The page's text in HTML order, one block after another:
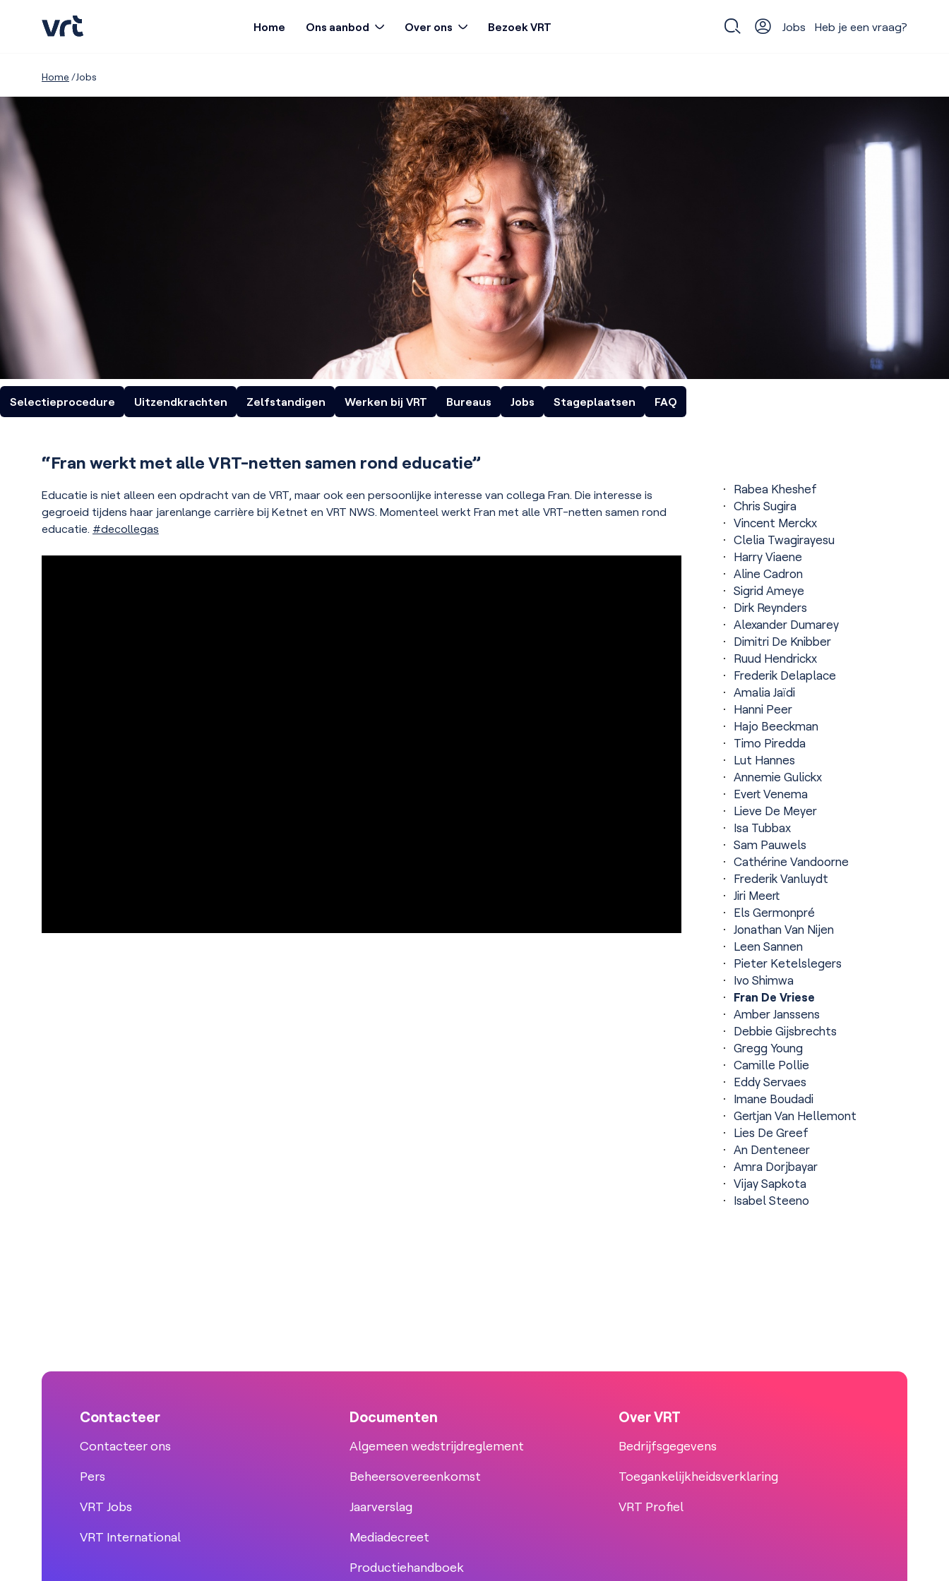
Home Ons aanbod
NIEUWS
VRT Eén
RADIO
VRT NWS EDUbox
VRT Lees mee
Over ons
Organogram
Reclameregie
Geschiedenis
Beleid
Financiën
VRT Jobs
Onze opdracht
Missie en waarden
Beheersovereenkomst
Toezicht en Transparantie
Resultaten
Participatie
Bezoek VRT Jobs Heb je een vraag?
Home Jobs
Selectieprocedure Uitzendkrachten Zelfstandigen Werken bij VRT Bureaus Jobs Stageplaatsen FAQ
“Fran werkt met alle VRT-netten samen rond educatie”
Educatie is niet alleen een opdracht van de VRT, maar ook een persoonlijke interesse van collega Fran. Die interesse is
gegroeid tijdens haar jarenlange carrière bij Ketnet en VRT NWS. Momenteel werkt Fran met alle VRT-netten samen rond
educatie. #decollegas
Rabea Kheshef
Chris Sugira
Vincent Merckx
Clelia Twagirayesu
Harry Viaene
Aline Cadron
Sigrid Ameye
Dirk Reynders
Alexander Dumarey
Dimitri De Knibber
Ruud Hendrickx
Frederik Delaplace
Amalia Jaïdi
Hanni Peer
Hajo Beeckman
Timo Piredda
Lut Hannes
Annemie Gulickx
Evert Venema
Lieve De Meyer
Isa Tubbax
Sam Pauwels
Cathérine Vandoorne
Frederik Vanluydt
Jiri Meert
Els Germonpré
Jonathan Van Nijen
Leen Sannen
Pieter Ketelslegers
Ivo Shimwa
Fran De Vriese
Amber Janssens
Debbie Gijsbrechts
Gregg Young
Camille Pollie
Eddy Servaes
Imane Boudadi
Gertjan Van Hellemont
Lies De Greef
An Denteneer
Amra Dorjbayar
Vijay Sapkota
Isabel Steeno
Contacteer
Contacteer ons
Pers
VRT Jobs
VRT International
Documenten
Algemeen wedstrijdreglement
Beheersovereenkomst
Jaarverslag
Mediadecreet
Productiehandboek
Over VRT
Bedrijfsgegevens
Toegankelijkheidsverklaring
VRT Profiel